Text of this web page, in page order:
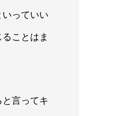
っていい
ことはま
言ってキ